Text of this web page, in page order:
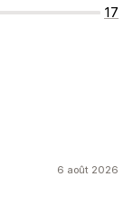
17
6 août 2026